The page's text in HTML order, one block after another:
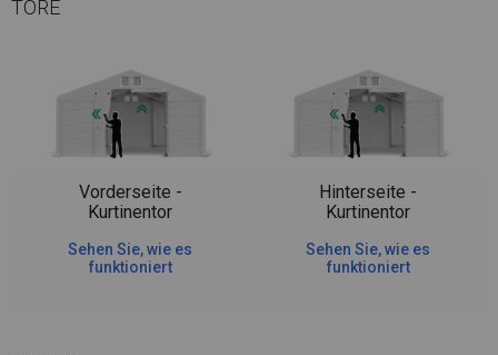
TORE
Vorderseite -
Kurtinentor
Sehen Sie, wie es
funktioniert
Hinterseite -
Kurtinentor
Sehen Sie, wie es
funktioniert